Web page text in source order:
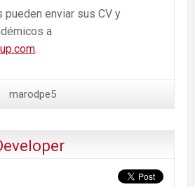
pueden enviar sus CV y
a
.
marodpe5